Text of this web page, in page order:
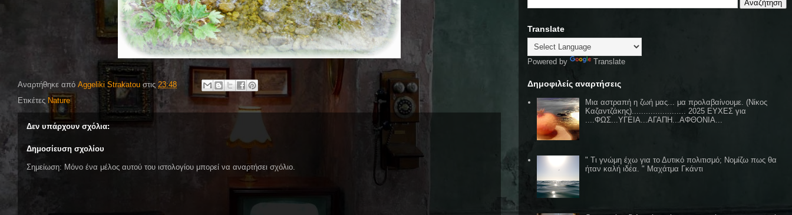
Αναρτήθηκε από Aggeliki Strakatou στις 23:48
Ετικέτες Nature
Δεν υπάρχουν σχόλια:
Δημοσίευση σχολίου
Σημείωση: Μόνο ένα μέλος αυτού του ιστολογίου μπορεί να αναρτήσει σχόλιο.
Translate
Powered by Translate
Δημοφιλείς αναρτήσεις
Μια αστραπή η ζωή μας... μα προλαβαίνουμε. (Νίκος
Καζαντζάκης)....................... 2025 ΕΥΧΕΣ για
....ΦΩΣ...ΥΓΕΙΑ...ΑΓΑΠΗ...ΑΦΘΟΝΙΑ...
" Τι γνώμη έχω για το Δυτικό πολιτισμό; Νομίζω πως θα
ήταν καλή ιδέα. " Μαχάτμα Γκάντι